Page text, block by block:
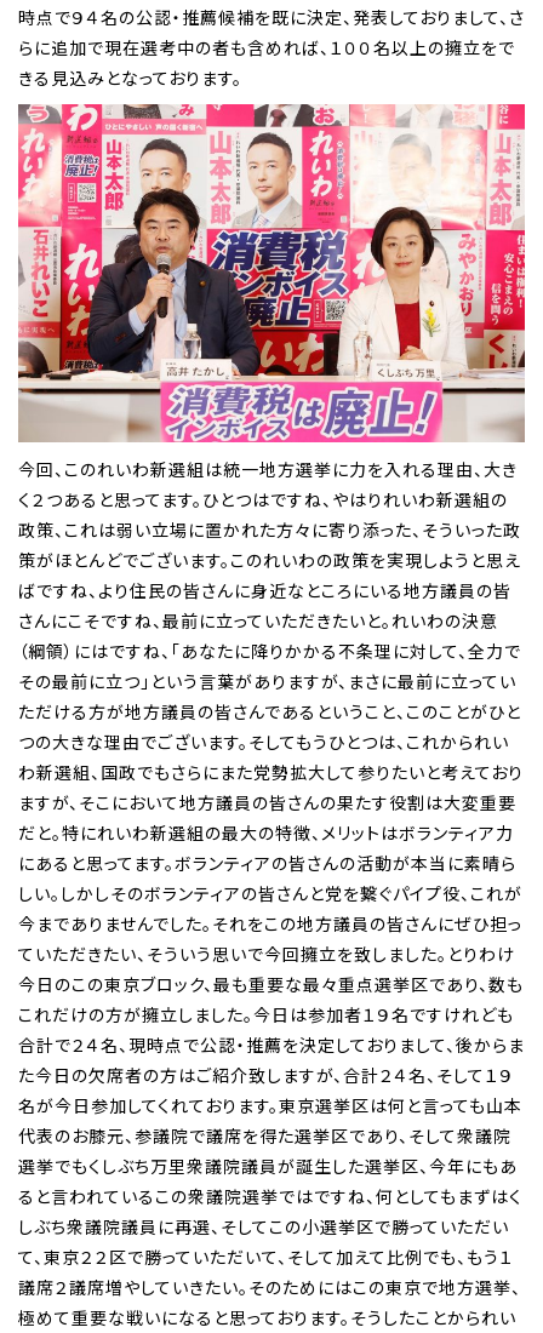
時点で９４名の公認・推薦候補を既に決定、発表しておりまして、さ
らに追加で現在選考中の者も含めれば、１００名以上の擁立をで
きる見込みとなっております。
今回、このれいわ新選組は統一地方選挙に力を入れる理由、大き
く２つあると思ってます。ひとつはですね、やはりれいわ新選組の
政策、これは弱い立場に置かれた方々に寄り添った、そういった政
策がほとんどでございます。このれいわの政策を実現しようと思え
ばですね、より住民の皆さんに身近なところにいる地方議員の皆
さんにこそですね、最前に立っていただきたいと。れいわの決意
（綱領）にはですね、「あなたに降りかかる不条理に対して、全力で
その最前に立つ」という言葉がありますが、まさに最前に立ってい
ただける方が地方議員の皆さんであるということ、このことがひと
つの大きな理由でございます。そしてもうひとつは、これかられい
わ新選組、国政でもさらにまた党勢拡大して参りたいと考えており
ますが、そこにおいて地方議員の皆さんの果たす役割は大変重要
だと。特にれいわ新選組の最大の特徴、メリットはボランティア力
にあると思ってます。ボランティアの皆さんの活動が本当に素晴ら
しい。しかしそのボランティアの皆さんと党を繋ぐパイプ役、これが
今までありませんでした。それをこの地方議員の皆さんにぜひ担っ
ていただきたい、そういう思いで今回擁立を致しました。とりわけ
今日のこの東京ブロック、最も重要な最々重点選挙区であり、数も
これだけの方が擁立しました。今日は参加者１９名ですけれども
合計で２４名、現時点で公認・推薦を決定しておりまして、後からま
た今日の欠席者の方はご紹介致しますが、合計２４名、そして１９
名が今日参加してくれております。東京選挙区は何と言っても山本
代表のお膝元、参議院で議席を得た選挙区であり、そして衆議院
選挙でもくしぶち万里衆議院議員が誕生した選挙区、今年にもあ
ると言われているこの衆議院選挙ではですね、何としてもまずはく
しぶち衆議院議員に再選、そしてこの小選挙区で勝っていただい
て、東京２２区で勝っていただいて、そして加えて比例でも、もう１
議席２議席増やしていきたい。そのためにはこの東京で地方選挙、
極めて重要な戦いになると思っております。そうしたことかられい